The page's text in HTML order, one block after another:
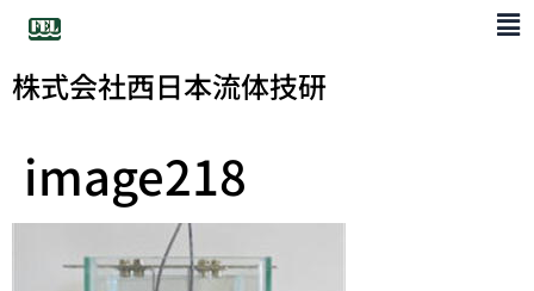
株式会社西日本流体技研
image218